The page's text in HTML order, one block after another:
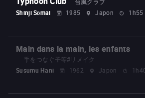
Shinji Sōmai
1985 Japon 1h55
Main dans la main, les enfants
手をつなぐ子等#リメイク
Susumu Hani
1962 Japon